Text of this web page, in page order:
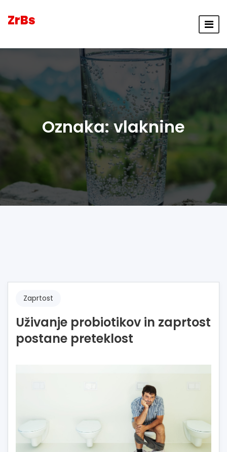
ZrBs
Oznaka:vlaknine
Zaprtost
Uživanje probiotikov in zaprtost
postane preteklost